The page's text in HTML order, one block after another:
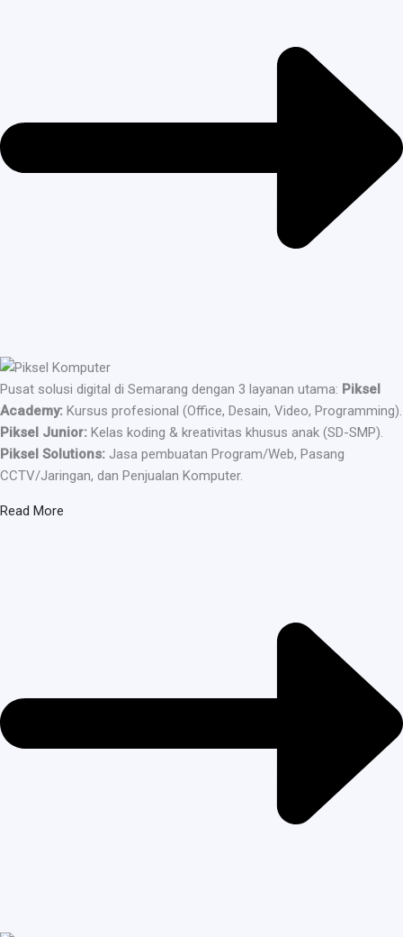
Pusat solusi digital di Semarang dengan 3 layanan utama: Piksel
Academy: Kursus profesional (Office, Desain, Video, Programming).
Piksel Junior: Kelas koding & kreativitas khusus anak (SD-SMP).
Piksel Solutions: Jasa pembuatan Program/Web, Pasang
CCTV/Jaringan, dan Penjualan Komputer.
Read More